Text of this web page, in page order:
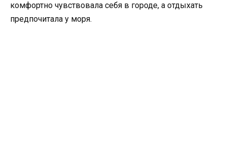
комфортно чувствовала себя в городе, а отдыхать
предпочитала у моря.